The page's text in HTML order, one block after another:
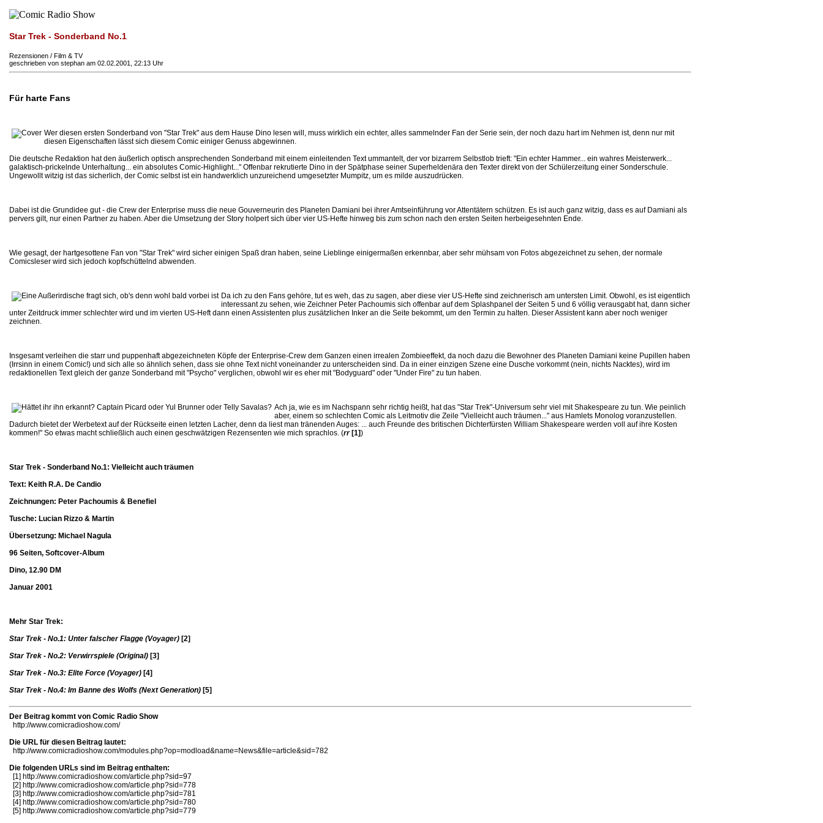
Star Trek - Sonderband No.1
Rezensionen / Film & TV
geschrieben von stephan am 02.02.2001, 22:13 Uhr
Für harte Fans
Wer diesen ersten Sonderband von "Star Trek" aus dem Hause Dino lesen will, muss wirklich ein echter, alles sammelnder Fan der Serie sein, der noch dazu hart im Nehmen ist, denn nur mit
diesen Eigenschaften lässt sich diesem Comic einiger Genuss abgewinnen.
Die deutsche Redaktion hat den äußerlich optisch ansprechenden Sonderband mit einem einleitenden Text ummantelt, der vor bizarrem Selbstlob trieft: "Ein echter Hammer... ein wahres Meisterwerk...
galaktisch-prickelnde Unterhaltung... ein absolutes Comic-Highlight..." Offenbar rekrutierte Dino in der Spätphase seiner Superheldenära den Texter direkt von der Schülerzeitung einer Sonderschule.
Ungewollt witzig ist das sicherlich, der Comic selbst ist ein handwerklich unzureichend umgesetzter Mumpitz, um es milde auszudrücken.
Dabei ist die Grundidee gut - die Crew der Enterprise muss die neue Gouverneurin des Planeten Damiani bei ihrer Amtseinführung vor Attentätern schützen. Es ist auch ganz witzig, dass es auf Damiani als
pervers gilt, nur einen Partner zu haben. Aber die Umsetzung der Story holpert sich über vier US-Hefte hinweg bis zum schon nach den ersten Seiten herbeigesehnten Ende.
Wie gesagt, der hartgesottene Fan von "Star Trek" wird sicher einigen Spaß dran haben, seine Lieblinge einigermaßen erkennbar, aber sehr mühsam von Fotos abgezeichnet zu sehen, der normale
Comicsleser wird sich jedoch kopfschüttelnd abwenden.
Da ich zu den Fans gehöre, tut es weh, das zu sagen, aber diese vier US-Hefte sind zeichnerisch am untersten Limit. Obwohl, es ist eigentlich
interessant zu sehen, wie Zeichner Peter Pachoumis sich offenbar auf dem Splashpanel der Seiten 5 und 6 völlig verausgabt hat, dann sicher
unter Zeitdruck immer schlechter wird und im vierten US-Heft dann einen Assistenten plus zusätzlichen Inker an die Seite bekommt, um den Termin zu halten. Dieser Assistent kann aber noch weniger
zeichnen.
Insgesamt verleihen die starr und puppenhaft abgezeichneten Köpfe der Enterprise-Crew dem Ganzen einen irrealen Zombieeffekt, da noch dazu die Bewohner des Planeten Damiani keine Pupillen haben
(Irrsinn in einem Comic!) und sich alle so ähnlich sehen, dass sie ohne Text nicht voneinander zu unterscheiden sind. Da in einer einzigen Szene eine Dusche vorkommt (nein, nichts Nacktes), wird im
redaktionellen Text gleich der ganze Sonderband mit "Psycho" verglichen, obwohl wir es eher mit "Bodyguard" oder "Under Fire" zu tun haben.
Ach ja, wie es im Nachspann sehr richtig heißt, hat das "Star Trek"-Universum sehr viel mit Shakespeare zu tun. Wie peinlich
aber, einem so schlechten Comic als Leitmotiv die Zeile "Vielleicht auch träumen..." aus Hamlets Monolog voranzustellen.
Dadurch bietet der Werbetext auf der Rückseite einen letzten Lacher, denn da liest man tränenden Auges: ... auch Freunde des britischen Dichterfürsten William Shakespeare werden voll auf ihre Kosten
kommen!" So etwas macht schließlich auch einen geschwätzigen Rezensenten wie mich sprachlos. (rr[1])
Star Trek - Sonderband No.1: Vielleicht auch träumen
Text: Keith R.A. De Candio
Zeichnungen: Peter Pachoumis & Benefiel
Tusche: Lucian Rizzo & Martin
Übersetzung: Michael Nagula
96 Seiten, Softcover-Album
Dino, 12.90 DM
Januar 2001
Mehr Star Trek:
Star Trek - No.1: Unter falscher Flagge (Voyager) [2]
Star Trek - No.2: Verwirrspiele (Original) [3]
Star Trek - No.3: Elite Force (Voyager) [4]
Star Trek - No.4: Im Banne des Wolfs (Next Generation) [5]
Der Beitrag kommt von Comic Radio Show
http://www.comicradioshow.com/
Die URL für diesen Beitrag lautet:
http://www.comicradioshow.com/modules.php?op=modload&name=News&file=article&sid=782
Die folgenden URLs sind im Beitrag enthalten:
[1] http://www.comicradioshow.com/article.php?sid=97
[2] http://www.comicradioshow.com/article.php?sid=778
[3] http://www.comicradioshow.com/article.php?sid=781
[4] http://www.comicradioshow.com/article.php?sid=780
[5] http://www.comicradioshow.com/article.php?sid=779